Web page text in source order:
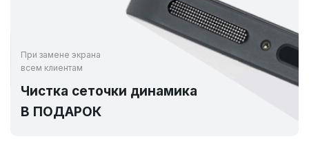
При замене экрана
всем клиентам
Чистка сеточки динамика
В ПОДАРОК